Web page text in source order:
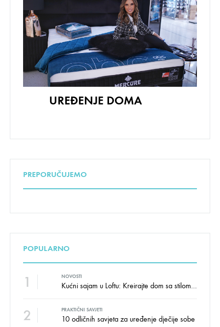
UREĐENJE DOMA
PREPORUČUJEMO
POPULARNO
1 NOVOSTI
Kućni sajam u Loftu: Kreirajte dom sa stilom i udobnošću uz velike uštede!
2 PRAKTIČNI SAVJETI
10 odličnih savjeta za uređenje dječije sobe